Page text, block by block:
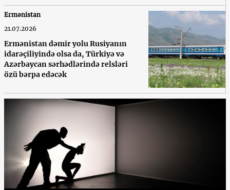
Ermənistan
21.07.2026
Ermənistan dəmir yolu Rusiyanın
idarəçiliyində olsa da, Türkiyə və
Azərbaycan sərhədlərində relsləri
özü bərpa edəcək